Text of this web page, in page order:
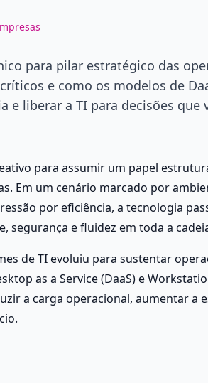
para pilar estratégico das
e como os modelos de
e liberar a TI para decisões que
para assumir um papel
Em um cenário marcado por
por eficiência, a tecnologia
e fluidez em toda a
de TI evoluiu para sustentar
as a Service (DaaS) e
a carga operacional, aumentar a